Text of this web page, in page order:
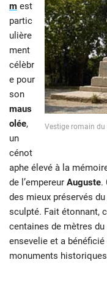
Vestige romain du
m est
partic
ulière
ment
célèbr
e pour
son
maus
olée,
un
cénot
aphe élevé à la
de l’empereur Auguste.
des mieux préservés
sculpté. Fait étonnant,
centaines de mètres
ensevelie et a
monuments